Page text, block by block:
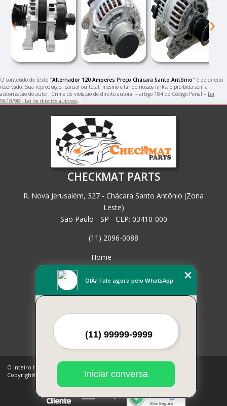
‹ ›
O conteúdo do texto "Alternador 120 Amperes Preço Chácara Santo Antônio" é de direito
reservado. Sua reprodução, parcial ou total, mesmo citando nossos links, é proibida sem a
autorização do autor. Crime de violação de direito autoral – artigo 184 do Código Penal – Lei
9610/98 - Lei de direitos autorais.
CHECKMAT PARTS
R. Nova Jerusalém, 327 - Chácara Santo Antônio (Zona
Leste)
São Paulo - SP - CEP: 03410-000
(11) 2096-0088
Home
Missão
Mapa do site
O inteiro teor deste site está sujeito à proteção de direitos autorais.
Copyright© CHECKMAT PARTS (Lei 9610 de 19/02/1998)
OlÃ¡! Fale agora pelo WhatsApp.
Iniciar conversa